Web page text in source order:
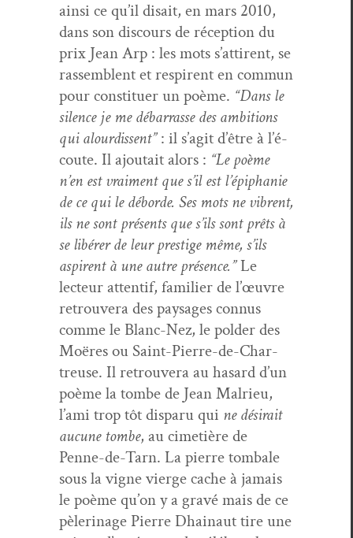
ain­si ce qu’il dis­ait, en mars 2010,
dans son dis­cours de récep­tion du
prix Jean Arp : les mots s’at­tirent, se
rassem­blent et respirent en com­mun
pour con­stituer un poème. “Dans le
silence je me débar­rasse des ambi­tions
qui alour­dis­sent”: il s’ag­it d’être à l’é­
coute. Il ajoutait alors : “Le poème
n’en est vrai­ment que s’il est l’épiphanie
de ce qui le débor­de. Ses mots ne vibrent,
ils ne sont présents que s’ils sont prêts à
se libér­er de leur pres­tige même, s’ils
aspirent à une autre présence.”Le
lecteur atten­tif, fam­i­li­er de l’œu­vre
retrou­vera des paysages con­nus
comme le Blanc-Nez, le pold­er des
Moëres ou Saint-Pierre-de-Char­
treuse. Il retrou­vera au hasard d’un
poème la tombe de Jean Mal­rieu,
l’a­mi trop tôt dis­paru qui ne désir­ait
aucune tombe, au cimetière de
Penne-de-Tarn. La pierre tombale
sous la vigne vierge cache à jamais
le poème qu’on y a gravé mais de ce
pèleri­nage Pierre Dhain­aut tire une